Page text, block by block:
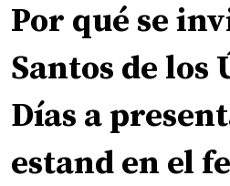
Por qué se
Santos de los
Días a
estand en el